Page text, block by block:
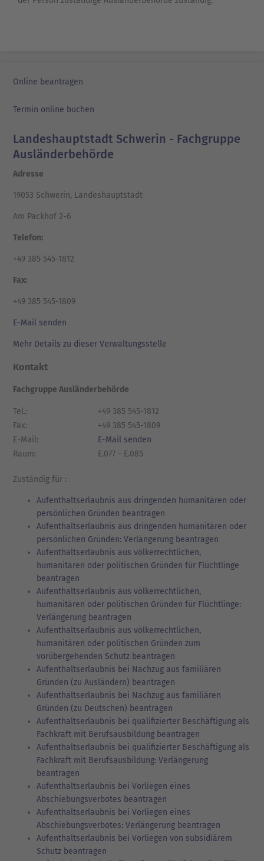
Online beantragen
Termin online buchen
Landeshauptstadt Schwerin - Fachgruppe
Ausländerbehörde
Adresse
19053 Schwerin, Landeshauptstadt
Am Packhof 2-6
Telefon:
+49 385 545-1812
Fax:
+49 385 545-1809
E-Mail senden
Mehr Details zu dieser Verwaltungsstelle
Kontakt
Fachgruppe Ausländerbehörde
Tel.:
+49 385 545-1812
Fax:
+49 385 545-1809
E-Mail:
E-Mail senden
Raum:
E.077 - E.085
Zuständig für :
Aufenthaltserlaubnis aus dringenden humanitären oder
persönlichen Gründen beantragen
Aufenthaltserlaubnis aus dringenden humanitären oder
persönlichen Gründen: Verlängerung beantragen
Aufenthaltserlaubnis aus völkerrechtlichen,
humanitären oder politischen Gründen für Flüchtlinge
beantragen
Aufenthaltserlaubnis aus völkerrechtlichen,
humanitären oder politischen Gründen für Flüchtlinge:
Verlängerung beantragen
Aufenthaltserlaubnis aus völkerrechtlichen,
humanitären oder politischen Gründen zum
vorübergehenden Schutz beantragen
Aufenthaltserlaubnis bei Nachzug aus familiären
Gründen (zu Ausländern) beantragen
Aufenthaltserlaubnis bei Nachzug aus familiären
Gründen (zu Deutschen) beantragen
Aufenthaltserlaubnis bei qualifizierter Beschäftigung als
Fachkraft mit Berufsausbildung beantragen
Aufenthaltserlaubnis bei qualifizierter Beschäftigung als
Fachkraft mit Berufsausbildung: Verlängerung
beantragen
Aufenthaltserlaubnis bei Vorliegen eines
Abschiebungsverbotes beantragen
Aufenthaltserlaubnis bei Vorliegen eines
Abschiebungsverbotes: Verlängerung beantragen
Aufenthaltserlaubnis bei Vorliegen von subsidiärem
Schutz beantragen